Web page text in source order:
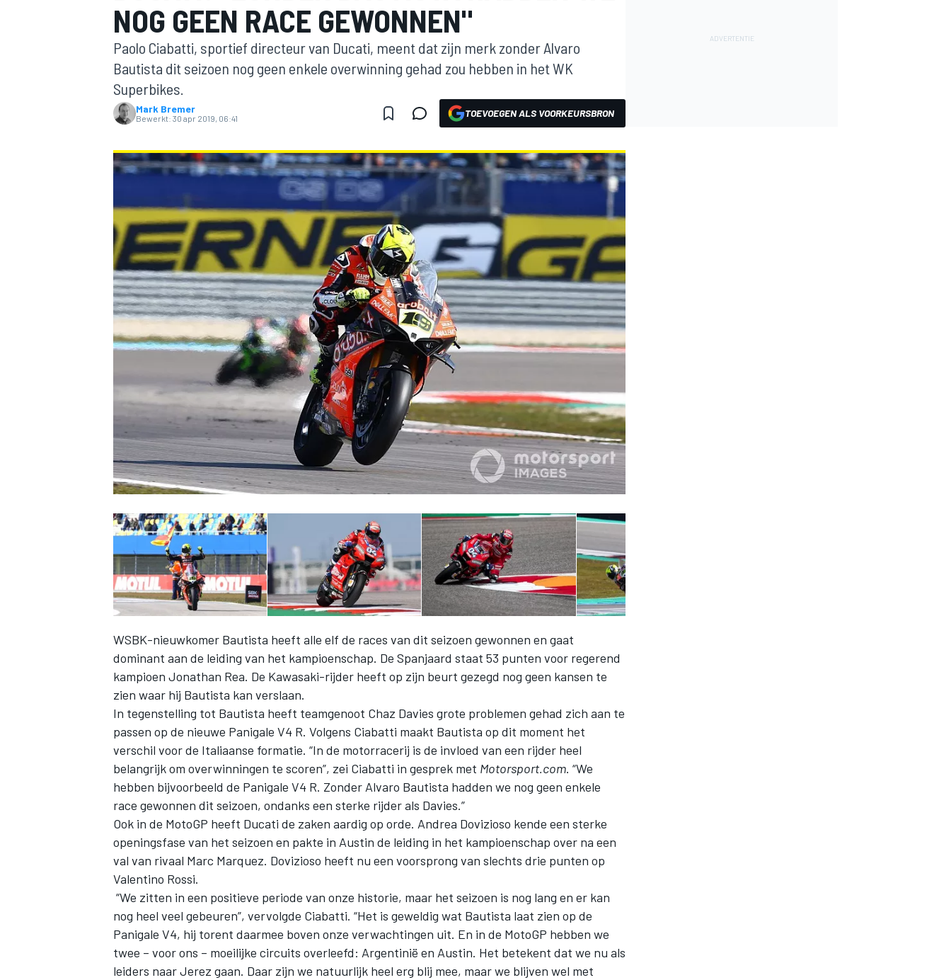
MOTOGP
WEC DTM
NOG GEEN RACE GEWONNEN"
Paolo Ciabatti, sportief directeur van Ducati, meent dat zijn merk zonder Alvaro
Bautista dit seizoen nog geen enkele overwinning gehad zou hebben in het WK
Superbikes.
Mark Bremer
Bewerkt: 30 apr 2019, 06:41 TOEVOEGEN ALS VOORKEURSBRON
WSBK-nieuwkomer Bautista heeft alle elf de races van dit seizoen gewonnen en gaat
dominant aan de leiding van het kampioenschap. De Spanjaard staat 53 punten voor regerend
kampioen Jonathan Rea. De Kawasaki-rijder heeft op zijn beurt gezegd nog geen kansen te
zien waar hij Bautista kan verslaan.
In tegenstelling tot Bautista heeft teamgenoot Chaz Davies grote problemen gehad zich aan te
passen op de nieuwe Panigale V4 R. Volgens Ciabatti maakt Bautista op dit moment het
verschil voor de Italiaanse formatie. “In de motorracerij is de invloed van een rijder heel
belangrijk om overwinningen te scoren”, zei Ciabatti in gesprek met Motorsport.com. “We
hebben bijvoorbeeld de Panigale V4 R. Zonder Alvaro Bautista hadden we nog geen enkele
race gewonnen dit seizoen, ondanks een sterke rijder als Davies.”
Ook in de MotoGP heeft Ducati de zaken aardig op orde. Andrea Dovizioso kende een sterke
openingsfase van het seizoen en pakte in Austin de leiding in het kampioenschap over na een
val van rivaal Marc Marquez. Dovizioso heeft nu een voorsprong van slechts drie punten op
Valentino Rossi.
“We zitten in een positieve periode van onze historie, maar het seizoen is nog lang en er kan
nog heel veel gebeuren”, vervolgde Ciabatti. “Het is geweldig wat Bautista laat zien op de
Panigale V4, hij torent daarmee boven onze verwachtingen uit. En in de MotoGP hebben we
twee – voor ons – moeilijke circuits overleefd: Argentinië en Austin. Het betekent dat we nu als
leiders naar Jerez gaan. Daar zijn we natuurlijk heel erg blij mee, maar we blijven wel met